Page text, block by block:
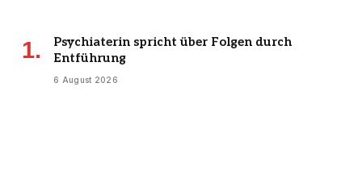
Psychiaterin spricht über Folgen durch
Entführung
6 August 2026